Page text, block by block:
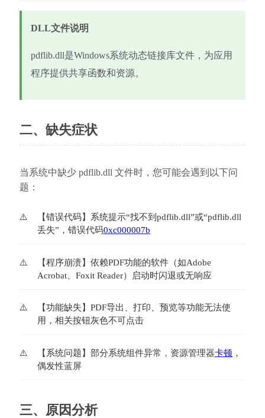
DLL文件说明
pdflib.dll是Windows系统动态链接库文件，为应用
程序提供共享函数和资源。
二、缺失症状
当系统中缺少 pdflib.dll 文件时，您可能会遇到以下问
题：
【错误代码】系统提示“找不到pdflib.dll”或“pdflib.dll
丢失”，错误代码0xc000007b
【程序崩溃】依赖PDF功能的软件（如Adobe
Acrobat、Foxit Reader）启动时闪退或无响应
【功能缺失】PDF导出、打印、预览等功能无法使
用，相关按钮灰色不可点击
【系统问题】部分系统组件异常，资源管理器卡顿 ，
偶发性蓝屏
三、原因分析